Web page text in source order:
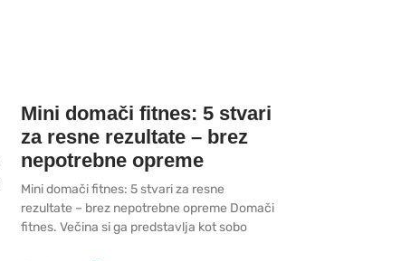
Mini domači fitnes: 5 stvari
za resne rezultate – brez
nepotrebne opreme
Mini domači fitnes: 5 stvari za resne
rezultate – brez nepotrebne opreme Domači
fitnes. Večina si ga predstavlja kot sobo